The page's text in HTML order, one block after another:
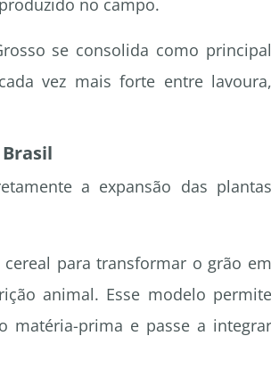
no campo.
se consolida como principal
vez mais forte entre lavoura,
a expansão das plantas
para transformar o grão em
animal. Esse modelo permite
matéria-prima e passe a integrar